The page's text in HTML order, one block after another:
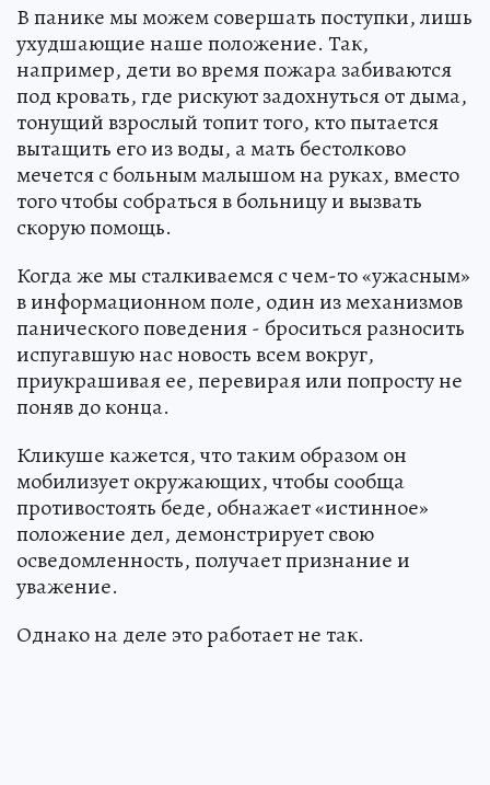
В панике мы можем совершать поступки, лишь
ухудшающие наше положение. Так,
например, дети во время пожара забиваются
под кровать, где рискуют задохнуться от дыма,
тонущий взрослый топит того, кто пытается
вытащить его из воды, а мать бестолково
мечется с больным малышом на руках, вместо
того чтобы собраться в больницу и вызвать
скорую помощь.
Когда же мы сталкиваемся с чем-то «ужасным»
в информационном поле, один из механизмов
панического поведения - броситься разносить
испугавшую нас новость всем вокруг,
приукрашивая ее, перевирая или попросту не
поняв до конца.
Кликуше кажется, что таким образом он
мобилизует окружающих, чтобы сообща
противостоять беде, обнажает «истинное»
положение дел, демонстрирует свою
осведомленность, получает признание и
уважение.
Однако на деле это работает не так.